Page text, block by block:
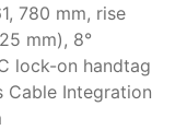
780 mm, rise
mm), 8°
lock-on handtag
Cable Integration